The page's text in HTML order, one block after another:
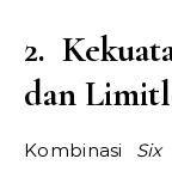
2.
dan
Kombinasi Six